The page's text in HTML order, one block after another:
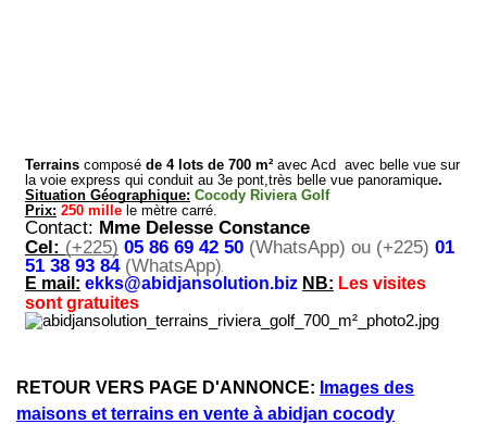
RETOUR VERS PAGE D'ANNONCE: Images des
maisons et terrains en vente à abidjan cocody